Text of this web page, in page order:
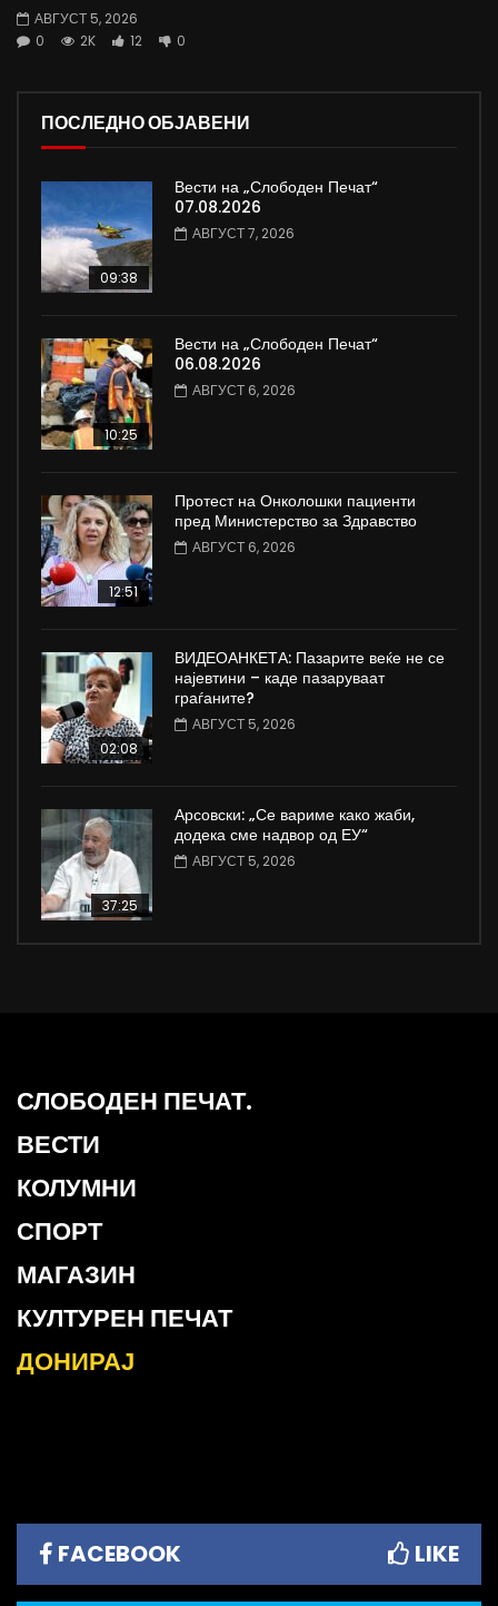
АВГУСТ 5, 2026
0
2K 12 0
ПОСЛЕДНО ОБЈАВЕНИ
09:38
Вести на „Слободен Печат“
07.08.2026
АВГУСТ 7, 2026
10:25
Вести на „Слободен Печат“
06.08.2026
АВГУСТ 6, 2026
12:51
Протест на Онколошки пациенти
пред Министерство за Здравство
АВГУСТ 6, 2026
02:08
ВИДЕОАНКЕТА: Пазарите веќе не се
најевтини – каде пазаруваат
граѓаните?
АВГУСТ 5, 2026
37:25
Арсовски: „Се вариме како жаби,
додека сме надвор од ЕУ“
АВГУСТ 5, 2026
СЛОБОДЕН ПЕЧАТ.
ВЕСТИ
КОЛУМНИ
СПОРТ
МАГАЗИН
КУЛТУРЕН ПЕЧАТ
ДОНИРАЈ
FACEBOOK LIKE